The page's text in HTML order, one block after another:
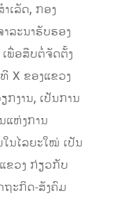
ເລັດ, ກອງ
ລະນາຮັບຮອງ
ພື່ອສືບຕໍ່ຈັດຕັ້ງ
X ຂອງແຂວງ
ກງານ, ເປັນການ
ແຫ່ງການ
ນໄລຍະໃໝ່ ເປັນ
ຂວງ ກ່ຽວກັບ
ຖະກິດ-ສັງຄົມ